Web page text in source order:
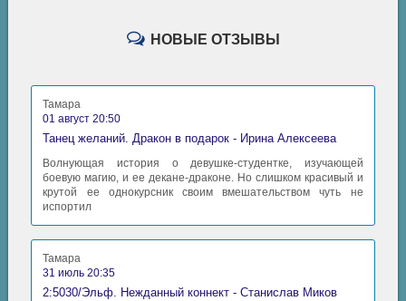
НОВЫЕ ОТЗЫВЫ
Тамара
01 август 20:50
Танец желаний. Дракон в подарок - Ирина Алексеева
Волнующая история о девушке-студентке, изучающей
боевую магию, и ее декане-драконе. Но слишком красивый и
крутой ее однокурсник своим вмешательством чуть не
испортил
Тамара
31 июль 20:35
2:5030/Эльф. Нежданный коннект - Станислав Миков